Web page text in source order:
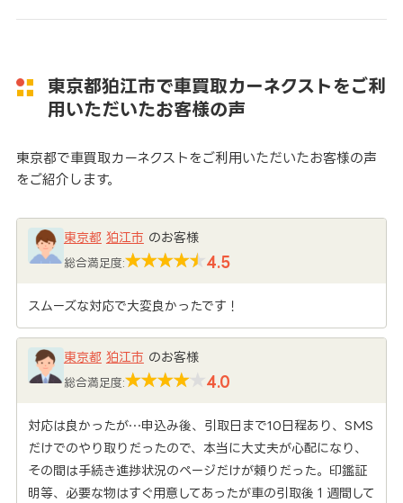
東京都狛江市で車買取カーネクストをご利
用いただいたお客様の声
東京都で車買取カーネクストをご利用いただいたお客様の声
をご紹介します。
東京都 狛江市 のお客様
総合満足度: 4.5
スムーズな対応で大変良かったです！
東京都 狛江市 のお客様
総合満足度: 4.0
対応は良かったが…申込み後、引取日まで10日程あり、SMS
だけでのやり取りだったので、本当に大丈夫が心配になり、
その間は手続き進捗状況のページだけが頼りだった。印鑑証
明等、必要な物はすぐ用意してあったが車の引取後１週間して